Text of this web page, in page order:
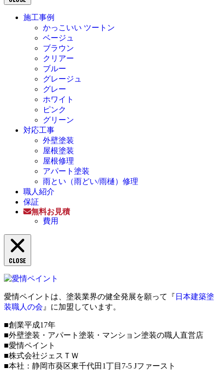
施工事例
かっこいい ツートン
ベージュ
ブラウン
クリアー
ブルー
グレージュ
グレー
ホワイト
ピンク
グリーン
対応工事
外壁塗装
屋根塗装
屋根修理
アパート塗装
雨とい（雨どい/雨樋）修理
職人紹介
保証
無料お見積
費用
CLOSE
愛情ペイントは、塗装業界の健全発展を願って『 日本建築塗
装職人の会 』に加盟しています。
■創業平成17年
■外壁塗装・アパート塗装・マンション塗装の職人直営店
■愛情ペイント
■株式会社ジェスＴＷ
■本社：静岡市葵区東千代田1丁目7-5 Jファースト